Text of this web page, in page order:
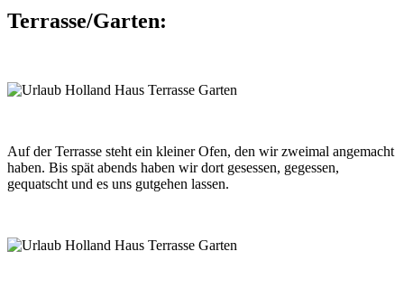
Terrasse/Garten:
Auf der Terrasse steht ein kleiner Ofen, den wir zweimal angemacht
haben. Bis spät abends haben wir dort gesessen, gegessen,
gequatscht und es uns gutgehen lassen.